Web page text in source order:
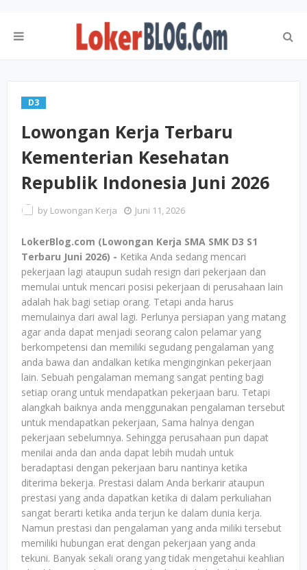
D3
Lowongan Kerja Terbaru
Kementerian Kesehatan
Republik Indonesia Juni 2026
by Lowongan Kerja Juni 11, 2026
LokerBlog.com (Lowongan Kerja SMA SMK D3 S1
Terbaru Juni 2026) - Ketika Anda sedang mencari
pekerjaan lagi ataupun sudah resign dari pekerjaan dan
memulai untuk mencari posisi pekerjaan di perusahaan lain
adalah hak bagi setiap orang. Tetapi anda harus
memulainya dari awal lagi. Perlunya persiapan yang matang
agar anda dapat menjadi seorang calon pelamar yang
berkompetensi dan memiliki segudang pengalaman yang
anda bawa dan andalkan ketika menginginkan pekerjaan
lain. Sebuah pengalaman memang sangat penting bagi
setiap orang untuk mendapatkan pekerjaan baru. Tetapi
alangkah baiknya anda menggunakan pengalaman tersebut
untuk mendapatkan pekerjaan, Sama halnya dengan
pekerjaan sebelumnya. Sehingga perusahaan pun dapat
menilai anda dan anda dapat lebih mudah untuk
beradaptasi dengan pekerjaan baru nantinya ketika
diterima bekerja. Prestasi dalam Anda berkarir ataupun
prestasi yang anda dapatkan ketika di dalam perkuliahan
sangat berarti ketika anda terjun ke dalam dunia kerja.
Namun prestasi dan pengalaman yang anda miliki tersebut
memiliki hubungan erat dengan pekerjaan yang anda
tekuni. Banyak sekali orang yang tidak mengetahui keahlian